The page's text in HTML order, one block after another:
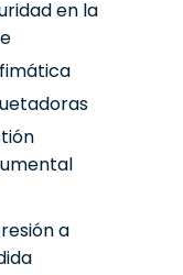
en la
a